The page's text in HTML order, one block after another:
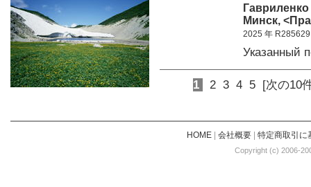
Гавриленко
Минск,
2025 年 R285629
Указанный
1 2 3 4 5 [次の10
HOME| 会社概要| 特定商取引に
Copyright (c) 2006-